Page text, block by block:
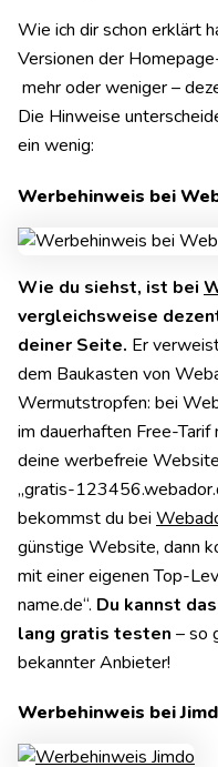
Wie ich dir schon erklärt
Versionen der
mehr oder weniger –
Die Hinweise
ein wenig:
Werbehinweis bei
Wie du siehst, ist bei
vergleichsweise
deiner Seite. Er
dem Baukasten von
Wermutstropfen: bei
im dauerhaften Free-Tarif
deine werbefreie
„gratis-
bekommst du bei
günstige Website, dann
mit einer eigenen Top-
name.de“. Du kannst
lang gratis testen – so
bekannter Anbieter!
Werbehinweis bei